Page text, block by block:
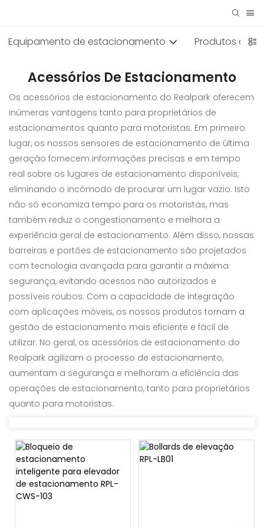
Equipamento de estacionamento Produtos de
Acessórios De Estacionamento
Os acessórios de estacionamento do Realpark oferecem
inúmeras vantagens tanto para proprietários de
estacionamentos quanto para motoristas. Em primeiro
lugar, os nossos sensores de estacionamento de última
geração fornecem informações precisas e em tempo
real sobre os lugares de estacionamento disponíveis,
eliminando o incómodo de procurar um lugar vazio. Isto
não só economiza tempo para os motoristas, mas
também reduz o congestionamento e melhora a
experiência geral de estacionamento. Além disso, nossas
barreiras e portões de estacionamento são projetados
com tecnologia avançada para garantir a máxima
segurança, evitando acessos não autorizados e
possíveis roubos. Com a capacidade de integração
com aplicações móveis, os nossos produtos tornam a
gestão de estacionamento mais eficiente e fácil de
utilizar. No geral, os acessórios de estacionamento do
Realpark agilizam o processo de estacionamento,
aumentam a segurança e melhoram a eficiência das
operações de estacionamento, tanto para proprietários
quanto para motoristas.